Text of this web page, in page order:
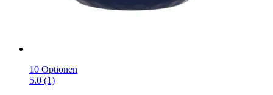
10 Optionen
5.0 (1)